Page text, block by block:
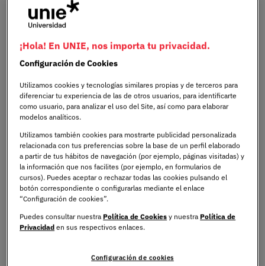
Durante esta misión internacional —que supone el
debut oficial en tierras ecuatorianas—, las máximas
autoridades de UNIE se han reunido con organismos
nivel académico. El propósito central ha sido el codiseño
deprogramas de movilidad internacionaly la creación
desinergias para ayudas al estudio
alumnos como a investigadores y al Personal de
Administración y Servicios (PAS).
Alianzas de primer nivel en
Ecuador y México
una agenda institucional al más alto nivel, visitando
¡Hola! En UNIE, nos importa tu privacidad.
Configuración de Cookies
Utilizamos cookies y tecnologías similares propias y de terceros para
diferenciar tu experiencia de las de otros usuarios, para identificarte
como usuario, para analizar el uso del Site, así como para elaborar
modelos analíticos.
Utilizamos también cookies para mostrarte publicidad personalizada
relacionada con tus preferencias sobre la base de un perfil elaborado
a partir de tus hábitos de navegación (por ejemplo, páginas visitadas) y
la información que nos facilites (por ejemplo, en formularios de
cursos). Puedes aceptar o rechazar todas las cookies pulsando el
botón correspondiente o configurarlas mediante el enlace
“Configuración de cookies”.
Puedes consultar nuestra Política de Cookies y nuestra Política de
Privacidad en sus respectivos enlaces.
Configuración de cookies